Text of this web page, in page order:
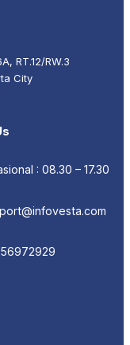
RT.12/RW.3
City
: 08.30 – 17.30